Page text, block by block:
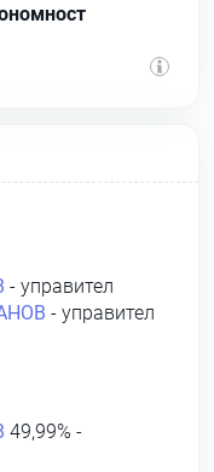
- управител
- управител
49,99% -